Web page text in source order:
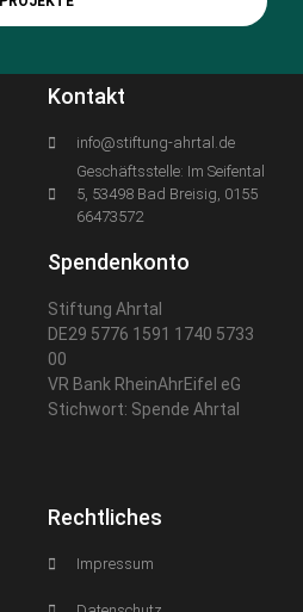
Kontakt
info@stiftung-ahrtal.de
Geschäftsstelle: Im Seifental
5, 53498 Bad Breisig, 0155
66473572
Spendenkonto
Stiftung Ahrtal
DE29 5776 1591 1740 5733
00
VR Bank RheinAhrEifel eG
Stichwort: Spende Ahrtal
Rechtliches
Impressum